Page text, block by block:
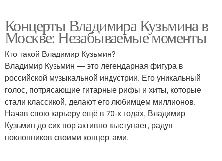
Концерты Владимира Кузьмина в
Москве: Незабываемые моменты
Кто такой Владимир Кузьмин?
Владимир Кузьмин — это легендарная фигура в
российской музыкальной индустрии. Его уникальный
голос, потрясающие гитарные рифы и хиты, которые
стали классикой, делают его любимцем миллионов.
Начав свою карьеру ещё в 70-х годах, Владимир
Кузьмин до сих пор активно выступает, радуя
поклонников своими концертами.